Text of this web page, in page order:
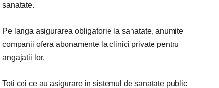
sanatate.
Pe langa asigurarea obligatorie la sanatate, anumite
companii ofera abonamente la clinici private pentru
angajatii lor.
Toti cei ce au asigurare in sistemul de sanatate public